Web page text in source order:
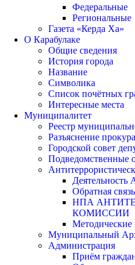
Федеральные
Региональные
Газета «Керда Ха»
О Карабулаке
Общие сведения
История города
Название
Символика
Список почётных
Интересные места
Муниципалитет
Реестр
Разъяснение
Городской совет
Подведомственные
Деятельность
Обратная связь
НПА
КОМИССИИ
Методические
Муниципальный
Администрация
Приём